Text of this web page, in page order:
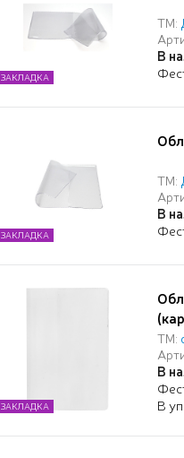
ТМ:
В
ЗАКЛАДКА
ТМ:
В
ЗАКЛАДКА
ТМ:
В
В
ЗАКЛАДКА